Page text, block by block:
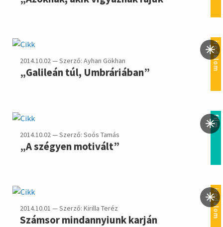
irodalom
2014.10.02 — Szerző: Ayhan Gökhan
„Galileán túl, Umbráriában”
film
2014.10.02 — Szerző: Soós Tamás
„A szégyen motivált”
irodalom
2014.10.01 — Szerző: Kirilla Teréz
Számsor mindannyiunk karján